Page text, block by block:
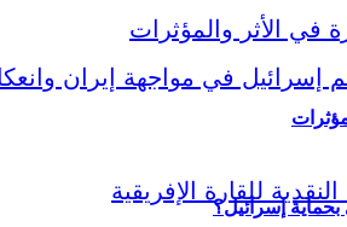
إسرائيل؟